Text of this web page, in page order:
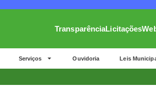
TransparênciaLicitações
Serviços Ouvidoria Leis